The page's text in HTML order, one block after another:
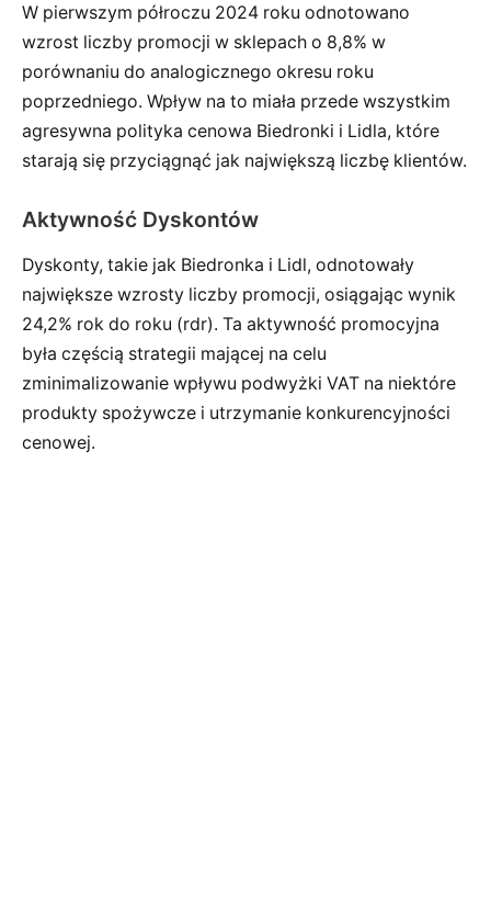
W pierwszym półroczu 2024 roku odnotowano
wzrost liczby promocji w sklepach o 8,8% w
porównaniu do analogicznego okresu roku
poprzedniego. Wpływ na to miała przede wszystkim
agresywna polityka cenowa Biedronki i Lidla, które
starają się przyciągnąć jak największą liczbę klientów.
Aktywność Dyskontów
Dyskonty, takie jak Biedronka i Lidl, odnotowały
największe wzrosty liczby promocji, osiągając wynik
24,2% rok do roku (rdr). Ta aktywność promocyjna
była częścią strategii mającej na celu
zminimalizowanie wpływu podwyżki VAT na niektóre
produkty spożywcze i utrzymanie konkurencyjności
cenowej.